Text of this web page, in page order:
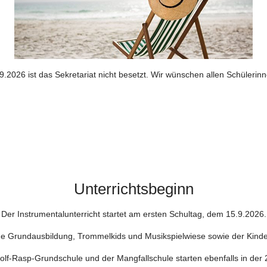
ist das Sekretariat nicht besetzt. Wir wünschen allen
Unterrichtsbeginn
Der Instrumentalunterricht startet am ersten Schultag, dem 15.9.2026.
Grundausbildung, Trommelkids und Musikspielwiese sowie der
Rasp-Grundschule und der Mangfallschule starten ebenfalls in